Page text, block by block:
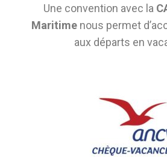
Une convention avec la
Maritime nous permet
aux départs en